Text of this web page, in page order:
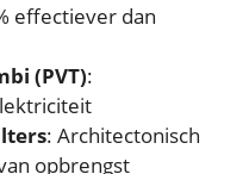
effectiever dan
(PVT):
: Architectonisch
opbrengst